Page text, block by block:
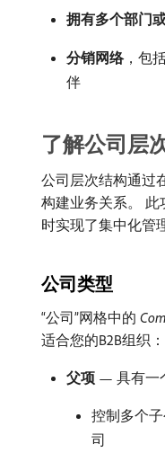
拥有多个部门
分销网络，包
伴
了解公司层
公司层次结构通过
构建业务关系。
时实现了集中化管
公司类型
“公司”网格中的​
适合您的B2B组织：
父项 — 具有一
控制多个
司